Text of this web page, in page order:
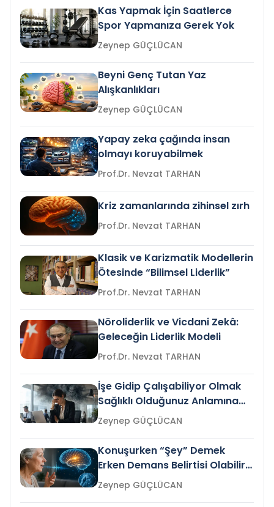
Kas Yapmak İçin Saatlerce
Spor Yapmanıza Gerek Yok
Zeynep GÜÇLÜCAN
Beyni Genç Tutan Yaz
Alışkanlıkları
Zeynep GÜÇLÜCAN
Yapay zeka çağında insan
olmayı koruyabilmek
Prof.Dr. Nevzat TARHAN
Kriz zamanlarında zihinsel zırh
Prof.Dr. Nevzat TARHAN
Klasik ve Karizmatik Modellerin
Ötesinde “Bilimsel Liderlik”
Prof.Dr. Nevzat TARHAN
Nöroliderlik ve Vicdani Zekâ:
Geleceğin Liderlik Modeli
Prof.Dr. Nevzat TARHAN
İşe Gidip Çalışabiliyor Olmak
Sağlıklı Olduğunuz Anlamına
Gelir mi?Zeynep GÜÇLÜCAN
Konuşurken “Şey” Demek
Erken Demans Belirtisi Olabilir
mi?
Zeynep GÜÇLÜCAN